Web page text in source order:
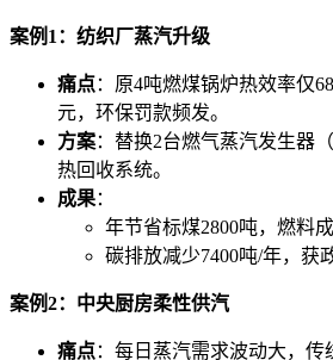
案例1：纺织厂蒸汽升级
痛点：原4吨燃煤锅炉热效率仅
元，环保罚款频发。
方案：替换2台燃气蒸汽发生器
热回收系统。
成果：
年节省标煤2800吨，燃料
碳排放减少7400吨/年，获
案例2：中央厨房柔性供汽
痛点：每日蒸汽需求波动大，